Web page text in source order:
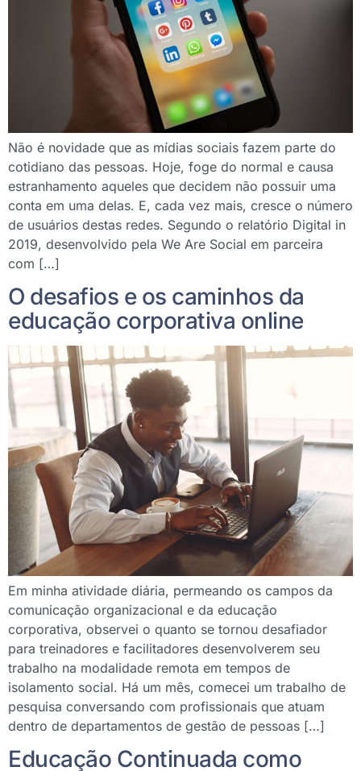
Não é novidade que as mídias sociais fazem parte do
cotidiano das pessoas. Hoje, foge do normal e causa
estranhamento aqueles que decidem não possuir uma
conta em uma delas. E, cada vez mais, cresce o número
de usuários destas redes. Segundo o relatório Digital in
2019, desenvolvido pela We Are Social em parceira
com […]
O desafios e os caminhos da
educação corporativa online
Em minha atividade diária, permeando os campos da
comunicação organizacional e da educação
corporativa, observei o quanto se tornou desafiador
para treinadores e facilitadores desenvolverem seu
trabalho na modalidade remota em tempos de
isolamento social. Há um mês, comecei um trabalho de
pesquisa conversando com profissionais que atuam
dentro de departamentos de gestão de pessoas […]
Educação Continuada como